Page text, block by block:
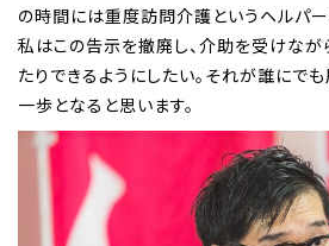
の時間には重度訪問介護というヘルパ
私はこの告示を撤廃し、介助を受けなが
たりできるようにしたい。それが誰にで
一歩となると思います。